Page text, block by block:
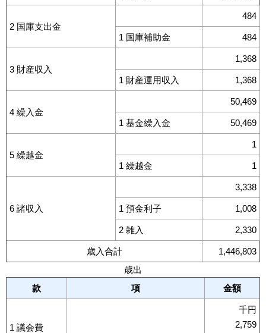
2 国庫支出金
484
1 国庫補助金 484
3 財産収入
1,368
1 財産運用収入 1,368
4 繰入金
50,469
1 基金繰入金 50,469
5 繰越金
1
1 繰越金 1
6 諸収入
3,338
1 預金利子 1,008
2 雑入 2,330
歳入合計
1,446,803
歳出
款
項 金額
1 議会費
千円
2,759